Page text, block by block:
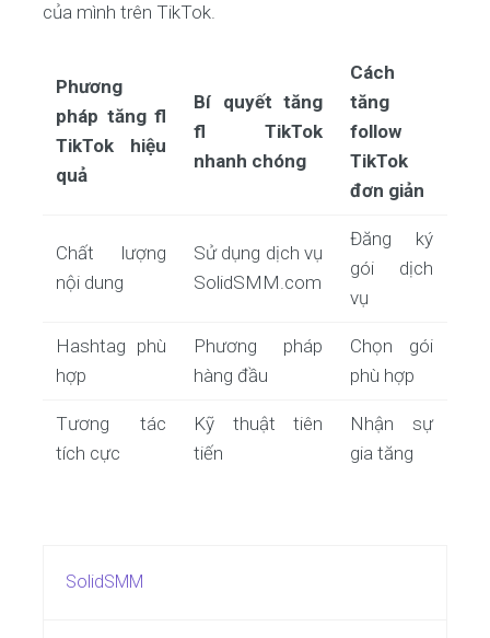
của mình trên TikTok.
Phương
pháp tăng fl
TikTok hiệu
quả
Bí quyết tăng
fl TikTok
nhanh chóng
Cách
tăng
follow
TikTok
đơn giản
Chất lượng
nội dung
Sử dụng dịch vụ
SolidSMM.com
Đăng ký
gói dịch
vụ
Hashtag phù
hợp
Phương pháp
hàng đầu
Chọn gói
phù hợp
Tương tác
tích cực
Kỹ thuật tiên
tiến
Nhận sự
gia tăng
SolidSMM